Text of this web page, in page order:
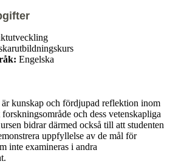
Engelska
är kunskap och fördjupad reflektion inom
och dess vetenskapliga
bidrar därmed också till att studenten
uppfyllelse av de mål för
inte examineras i andra